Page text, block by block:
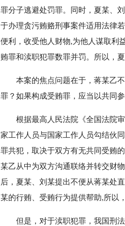
罪分子逃避处罚罪。同时，夏某、
于办理贪污贿赂刑事案件适用法律
便利，收受他人财物,为他人谋取利
贿罪和渎职犯罪数罪并罚。所以，
本案的焦点问题在于，蒋某乙不
罪？如果构成受贿罪，应当以共同
根据最高人民法院《全国法院审
家工作人员与国家工作人员勾结伙
罪共犯，取决于双方有无共同受贿
某乙从中为双方沟通联络并转交财
后，夏某、刘某提出不便从蒋某处
某的行贿、受贿行为提供帮助,所以
但是，对于渎职犯罪，我国刑法